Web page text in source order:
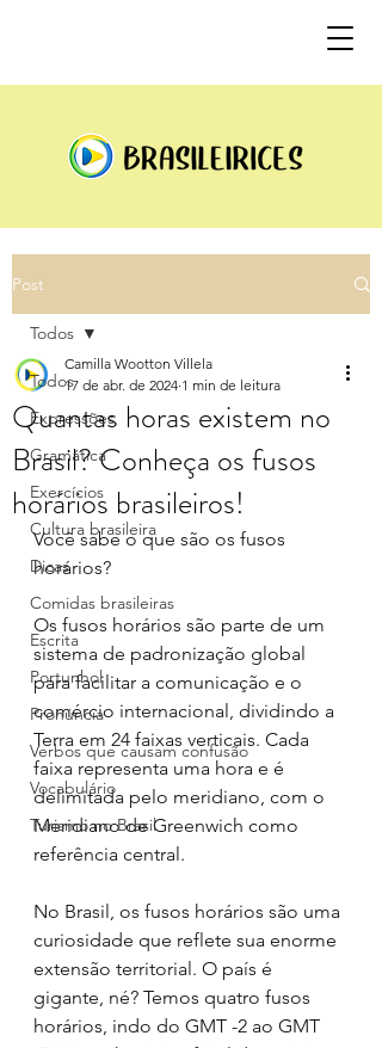
Post
Todos
Expressões
Gramática
Exercícios
Cultura brasileira
Dicas
Comidas brasileiras
Escrita
Portunhol
Pronúncia
Verbos que causam confusão
Vocabulário
Turismo no Brasil
Todos
Quantas horas existem no
Brasil? Conheça os fusos
horários brasileiros!
Camilla Wootton Villela
17 de abr. de 2024 1 min de leitura
Você sabe o que são os fusos
horários?
Os fusos horários são parte de um
sistema de padronização global
para facilitar a comunicação e o
comércio internacional, dividindo a
Terra em 24 faixas verticais. Cada
faixa representa uma hora e é
delimitada pelo meridiano, com o
Meridiano de Greenwich como
referência central.
No Brasil, os fusos horários são uma
curiosidade que reflete sua enorme
extensão territorial. O país é
gigante, né? Temos quatro fusos
horários, indo do GMT -2 ao GMT